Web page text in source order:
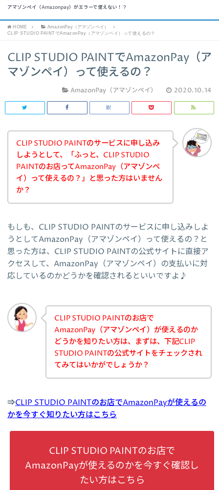
アマゾンペイ（Amazonpay）がエラーで使えない！？
HOME
AmazonPay（アマゾンペイ）
CLIP STUDIO PAINTでAmazonPay（アマゾンペイ）って使えるの？
CLIP STUDIO PAINTでAmazonPay（ア
マゾンペイ）って使えるの？
AmazonPay（アマゾンペイ） 2020.10.14
CLIP STUDIO PAINTのサービスに申し込み
しようとして、「ふっと、CLIP STUDIO
PAINTのお店ってAmazonPay（アマゾンペ
イ）って使えるの？」と思った方はいません
か？
もしも、CLIP STUDIO PAINTのサービスに申し込みしよ
うとしてAmazonPay（アマゾンペイ）って使えるの？と
思った方は、CLIP STUDIO PAINTの公式サイトに直接ア
クセスして、AmazonPay（アマゾンペイ）の支払いに対
応しているのかどうかを確認されるといいですよ♪
CLIP STUDIO PAINTのお店で
AmazonPay（アマゾンペイ）が使えるのか
どうかを知りたい方は、まずは、下記CLIP
STUDIO PAINTの公式サイトをチェックされ
てみてはいかがでしょうか？
⇒CLIP STUDIO PAINTのお店でAmazonPayが使えるの
かを今すぐ知りたい方はこちら
CLIP STUDIO PAINTのお店で
AmazonPayが使えるのかを今すぐ確認し
たい方はこちら